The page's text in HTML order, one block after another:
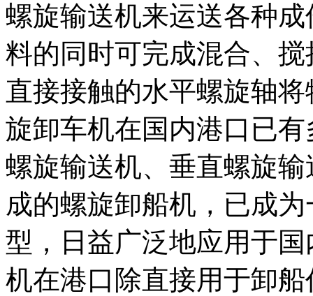
螺旋输送机来运送各种
料的同时可完成混合、
直接接触的水平螺旋轴
旋卸车机在国内港口已
螺旋输送机、垂直螺旋
成的螺旋卸船机，已成
型，日益广泛地应用于
机在港口除直接用于卸